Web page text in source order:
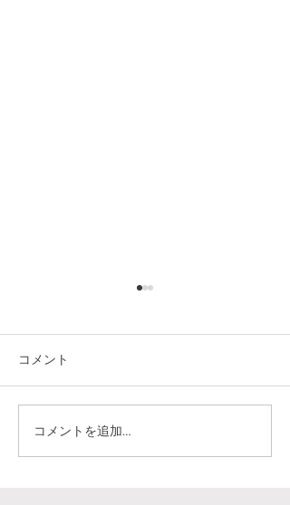
【母の日週間（5/4~5/10）
の営業について】（新森
コメント
コメントを追加…